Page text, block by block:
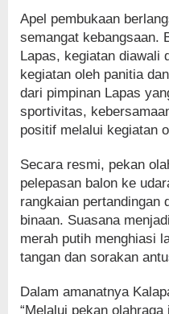
Apel pembukaan
semangat kebangsaan.
Lapas, kegiatan diawali
kegiatan oleh panitia
dari pimpinan Lapas
sportivitas,
positif melalui kegiatan
Secara resmi, pekan
pelepasan balon ke
rangkaian pertandingan
binaan. Suasana
merah putih menghiasi
tangan dan sorakan
Dalam amanatnya
“Melalui pekan